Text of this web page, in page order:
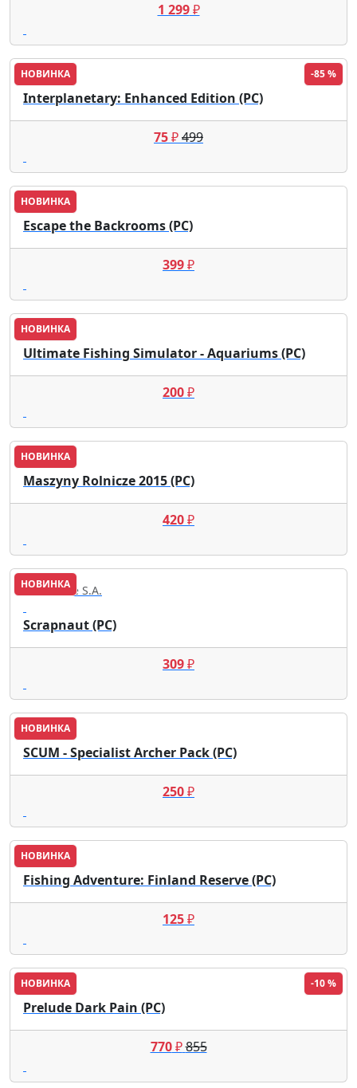
1 299₽
НОВИНКА -85 %
Interplanetary: Enhanced Edition (PC)
75₽499
НОВИНКА
Escape the Backrooms (PC)
399₽
НОВИНКА
Ultimate Fishing Simulator - Aquariums (PC)
200₽
НОВИНКА
Maszyny Rolnicze 2015 (PC)
420₽
НОВИНКА
RockGame S.A.
Scrapnaut (PC)
309₽
НОВИНКА
SCUM - Specialist Archer Pack (PC)
250₽
НОВИНКА
Fishing Adventure: Finland Reserve (PC)
125₽
НОВИНКА -10 %
Prelude Dark Pain (PC)
770₽855